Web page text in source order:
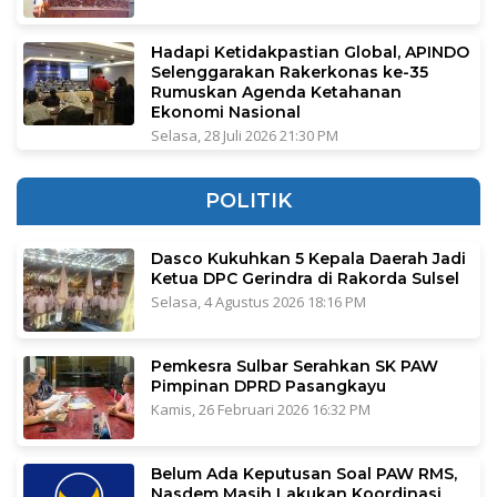
Hadapi Ketidakpastian Global, APINDO
Selenggarakan Rakerkonas ke-35
Rumuskan Agenda Ketahanan
Ekonomi Nasional
Selasa, 28 Juli 2026 21:30 PM
POLITIK
Dasco Kukuhkan 5 Kepala Daerah Jadi
Ketua DPC Gerindra di Rakorda Sulsel
Selasa, 4 Agustus 2026 18:16 PM
Pemkesra Sulbar Serahkan SK PAW
Pimpinan DPRD Pasangkayu
Kamis, 26 Februari 2026 16:32 PM
Belum Ada Keputusan Soal PAW RMS,